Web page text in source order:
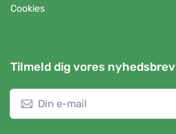
Cookies
Tilmeld dig vores nyhedsbrev